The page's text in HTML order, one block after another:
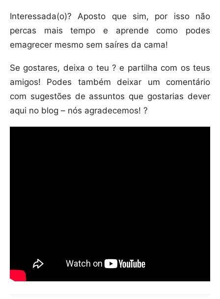
Interessada(o)? Aposto que sim, por isso não
percas mais tempo e aprende como podes
emagrecer mesmo sem saíres da cama!
Se gostares, deixa o teu ? e partilha com os teus
amigos! Podes também deixar um comentário
com sugestões de assuntos que gostarias dever
aqui no blog – nós agradecemos! ?